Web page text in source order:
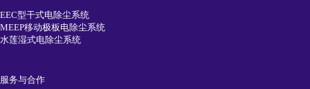
EEC型干式电除尘系统
MEEP移动极板电除尘系统
水莲湿式电除尘系统
服务与合作